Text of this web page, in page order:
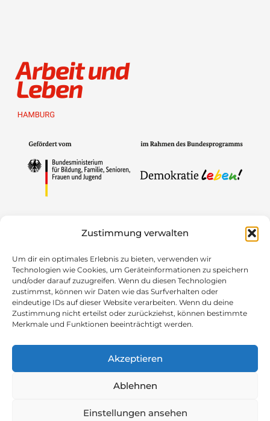
Zustimmung verwalten
Um dir ein optimales Erlebnis zu bieten, verwenden wir
Technologien wie Cookies, um Geräteinformationen zu speichern
und/oder darauf zuzugreifen. Wenn du diesen Technologien
zustimmst, können wir Daten wie das Surfverhalten oder
eindeutige IDs auf dieser Website verarbeiten. Wenn du deine
Zustimmung nicht erteilst oder zurückziehst, können bestimmte
Merkmale und Funktionen beeinträchtigt werden.
Akzeptieren
Ablehnen
Einstellungen ansehen
Mitglied im
Impressum|Datenschutz